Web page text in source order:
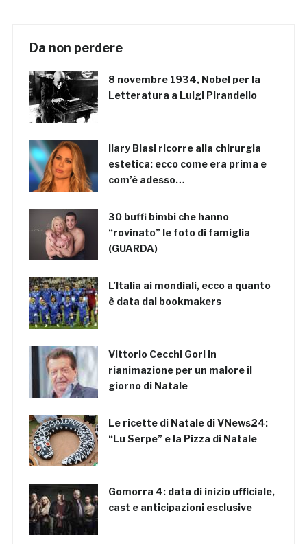
Da non perdere
8 novembre 1934, Nobel per la
Letteratura a Luigi Pirandello
Ilary Blasi ricorre alla chirurgia
estetica: ecco come era prima e
com’è adesso…
30 buffi bimbi che hanno
“rovinato” le foto di famiglia
(GUARDA)
L’Italia ai mondiali, ecco a quanto
è data dai bookmakers
Vittorio Cecchi Gori in
rianimazione per un malore il
giorno di Natale
Le ricette di Natale di VNews24:
“Lu Serpe” e la Pizza di Natale
Gomorra 4: data di inizio ufficiale,
cast e anticipazioni esclusive